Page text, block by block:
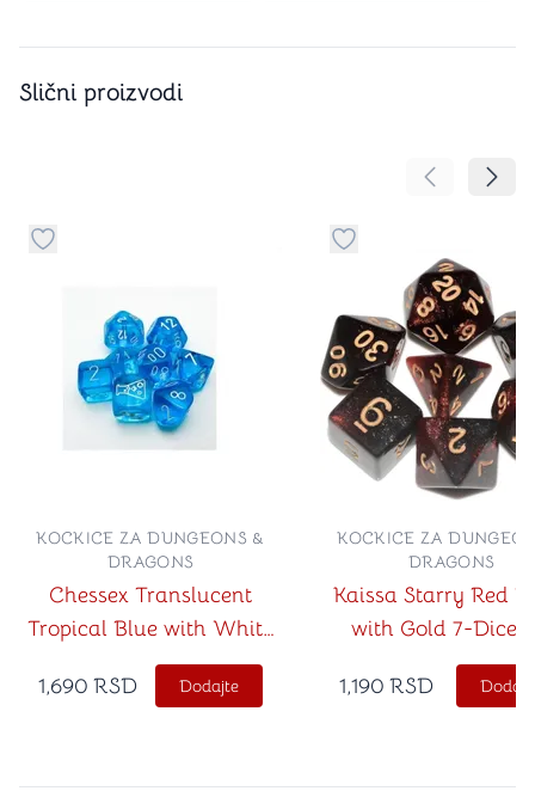
Slični proizvodi
Pomeranje
Dugme za dodavanje stvari u kategoriju omiljeno
Chessex Translucent
Tropical Blue with White
7-Dice Set with bonus die
(Lab Dice)
KOCKICE ZA DUNGEONS &
DRAGONS
1,690 RSD Dodajte
Dugme za dodavanje
Kaissa Starry Red
with Gold 7-Dice
KOCKICE ZA
DRAGONS
1,190 RSD